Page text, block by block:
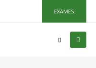
EXAMES